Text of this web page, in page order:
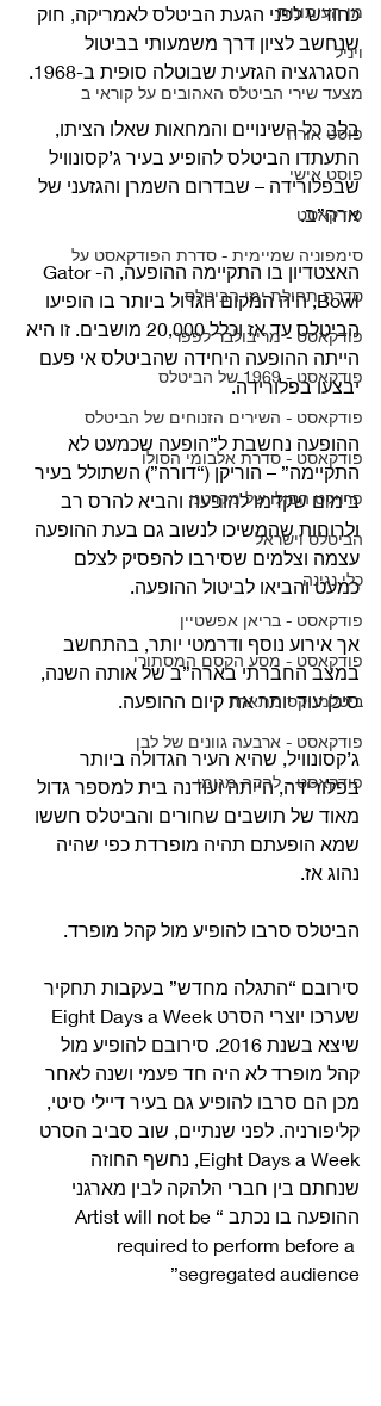
מן העיתונות
ויניל
מצעד שירי הביטלס האהובים על קוראי ב
פוסט אורח
פוסט אישי
פודקאסט
סימפוניה שמיימית - סדרת הפודקאסט על
סדרת תחילת ימי הביטלס
פודקאסט - מריבולבר לפפר
פודקאסט - 1969 של הביטלס
פודקאסט - השירים הזנוחים של הביטלס
פודקאסט - סדרת אלבומי הסולו
פרויקט הסולו של מקרטני
הביטלס וישראל
כלי נגינה
פודקאסט - בריאן אפשטיין
פודקאסט - מסע הקסם המסתורי
ביטלמניקס מתארח
פודקאסט - ארבעה גוונים של לבן
פודקאסט - להקה מגומי
כחודש לפני הגעת הביטלס לאמריקה, חוק
שנחשב לציון דרך משמעותי בביטול
הסגרגציה הגזעית שבוטלה סופית ב-1968.
בלב כל השינויים והמחאות שאלו הציתו,
התעתדו הביטלס להופיע בעיר ג’קסונוויל
שבפלורידה – שבדרום השמרן והגזעני של
ארה”ב.
האצטדיון בו התקיימה ההופעה, ה-Gator
Bowl, היה המקום הגדול ביותר בו הופיעו
הביטלס עד אז וכלל 20,000 מושבים. זו היא
הייתה ההופעה היחידה שהביטלס אי פעם
יבצעו בפלורידה.
ההופעה נחשבת ל”הופעה שכמעט לא
התקיימה” – הוריקן (“דורה”) השתולל בעיר
בימים שקדמו להופעה והביא להרס רב
ולרוחות שהמשיכו לנשוב גם בעת ההופעה
עצמה וצלמים שסירבו להפסיק לצלם
כמעט והביאו לביטול ההופעה.
אך אירוע נוסף ודרמטי יותר, בהתחשב
במצב החברתי בארה”ב של אותה השנה,
סיכן עוד יותר את קיום ההופעה.
ג’קסונוויל, שהיא העיר הגדולה ביותר
בפלורידה, הייתה ועודנה בית למספר גדול
מאוד של תושבים שחורים והביטלס חששו
שמא הופעתם תהיה מופרדת כפי שהיה
נהוג אז.
הביטלס סרבו להופיע מול קהל מופרד.
סירובם “התגלה מחדש” בעקבות תחקיר
שיצא בשנת 2016. סירובם להופיע מול
קהל מופרד לא היה חד פעמי ושנה לאחר
מכן הם סרבו להופיע גם בעיר דיילי סיטי,
קליפורניה. לפני שנתיים, שוב סביב הסרט
Eight Days a Week, נחשף החוזה
שנחתם בין חברי הלהקה לבין מארגני
ההופעה בו נכתב “Artist will not be
required to perform before a
segregated audience”